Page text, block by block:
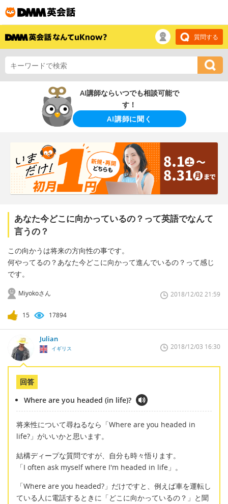
質問する
AI講師ならいつでも相談可能で
す！
AI講師に聞く
あなた今どこに向かっているの？って英語でなんて
言うの？
この向かうは将来の方向性の事です。
何やってるの？あなた今どこに向かって進んでいるの？って感じ
です。
Miyokoさん 2018/12/02 21:59
15 17894
Julian
イギリス 2018/12/03 16:30
回答
Where are you headed (in life)?
将来性について尋ねるなら「Where are you headed in
life?」がいいかと思います。
結構ディープな質問ですが、自分も時々悟ります。
「I often ask myself where I'm headed in life」。
「Where are you headed?」だけですと、例えば車を運転し
ている人に電話するときに「どこに向かっているの？」と聞